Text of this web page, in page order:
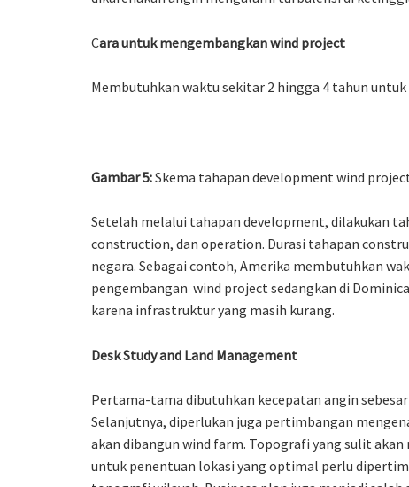
Cara untuk mengembangkan wind project
Membutuhkan waktu sekitar 2 hingga 4 tahun
Gambar 5:Skema tahapan development wind
Setelah melalui tahapan development, dilakukan
construction, dan operation. Durasi tahapan
negara. Sebagai contoh, Amerika membutuhkan
pengembangan wind project sedangkan di
karena infrastruktur yang masih kurang.
Desk Study and Land Management
Pertama-tama dibutuhkan kecepatan angin
Selanjutnya, diperlukan juga pertimbangan
akan dibangun wind farm. Topografi yang sulit
untuk penentuan lokasi yang optimal perlu